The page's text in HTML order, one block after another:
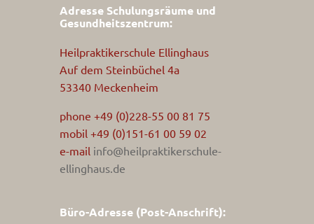
Adresse Schulungsräume und
Gesundheitszentrum:
Heilpraktikerschule Ellinghaus
Auf dem Steinbüchel 4a
53340 Meckenheim
phone +49 (0)228-55 00 81 75
mobil +49 (0)151-61 00 59 02
e-mail info@heilpraktikerschule-
ellinghaus.de
Büro-Adresse (Post-Anschrift):